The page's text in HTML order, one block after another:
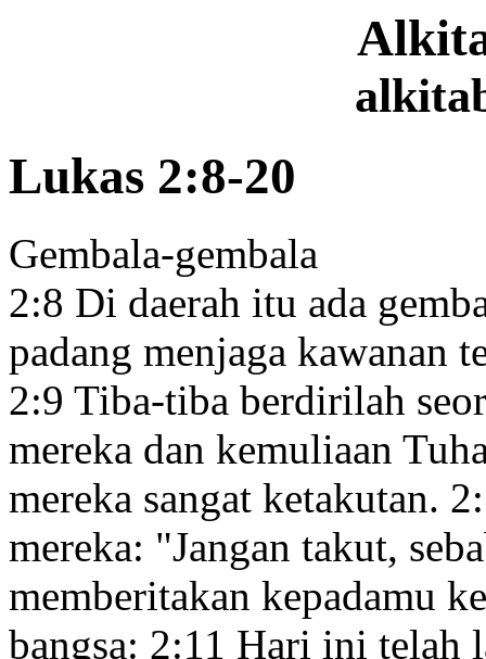
Lukas 2:8-20
Gembala-gembala
2:8 Di daerah itu ada
padang menjaga kawanan
2:9 Tiba-tiba berdirilah
mereka dan kemuliaan
mereka sangat ketakutan.
mereka: "Jangan takut,
memberitakan kepadamu
bangsa: 2:11 Hari ini telah